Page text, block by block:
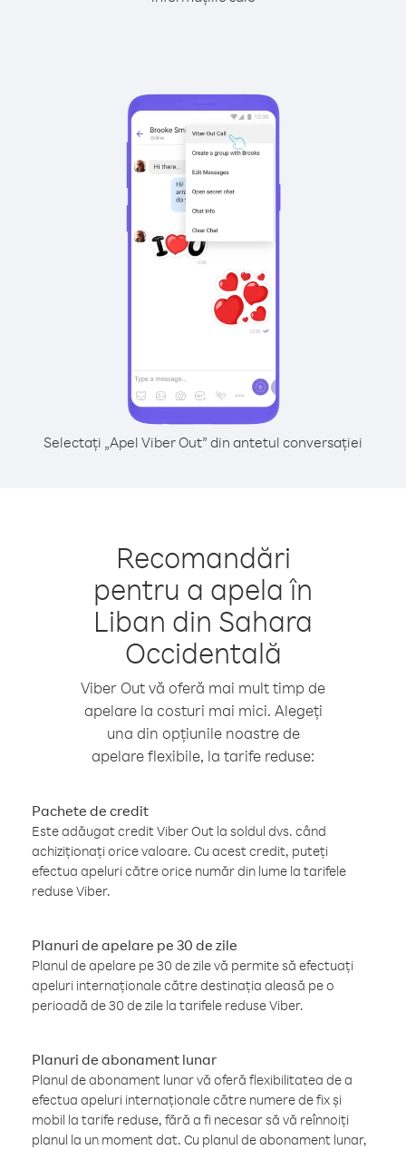
Selectați „Apel Viber Out” din antetul conversației
Recomandări
pentru a apela în
Liban din Sahara
Occidentală
Viber Out vă oferă mai mult timp de
apelare la costuri mai mici. Alegeți
una din opțiunile noastre de
apelare flexibile, la tarife reduse:
Pachete de credit
Este adăugat credit Viber Out la soldul dvs. când
achiziționați orice valoare. Cu acest credit, puteți
efectua apeluri către orice număr din lume la tarifele
reduse Viber.
Planuri de apelare pe 30 de zile
Planul de apelare pe 30 de zile vă permite să efectuați
apeluri internaționale către destinația aleasă pe o
perioadă de 30 de zile la tarifele reduse Viber.
Planuri de abonament lunar
Planul de abonament lunar vă oferă flexibilitatea de a
efectua apeluri internaționale către numere de fix și
mobil la tarife reduse, fără a fi necesar să vă reînnoiți
planul la un moment dat. Cu planul de abonament lunar,